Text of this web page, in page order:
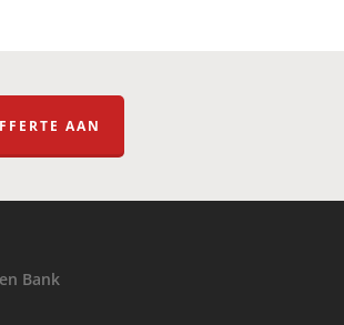
AAN
Bank